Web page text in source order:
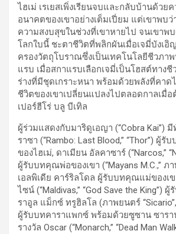
ไฮเม่ เรเยสเพิ่งเรียนจบและกลับบ้านด้วย
อนาคตของเขาอย่างเต็มเปี่ยม แต่เขาพบ
ความสงบสุขในช่วงที่เขาหายไป จนเขาพ
โลกใบนี้ ชะตาชีวิตที่พลิกผันเมื่อเจมี่บังเอิ
ครองวัตถุโบราณซึ่งเป็นเทคโนโลยีชีวภา
แรบ เมื่อสกาแรบเลือกเจมี่เป็นโฮสต์ทางชี
ร่างที่มีชุดเกราะหนา พร้อมด้วยพลังที่คาด
ชีวิตของเขาเปลี่ยนแปลงไปตลอดกาลเมื่อ
เปอร์ฮีโร่ บลู บีเทิล
ผู้ร่วมแสดงกับมาริดูเอญา (“Cobra Kai”)
ราซา (“Rambo: Last Blood,” “Thor”) ผู้
ของไฮเม่, ดาเมียน อัลคาซาร์ (“Narcos,”
ผู้รับบทคุณพ่อของเขา (“Mayans M.C.,” ภ
เอลพิเดีย คาร์ริลโดล ผู้รับบทคุณแม่ของเ
ไซน์ (“Maldivas,” “God Save the King”)
ราอูล แม็กซ์ ทรูฮิลโล (ภาพยนตร์ “Sicario”,
ผู้รับบทคาราแพกซ์ พร้อมด้วยซูซาน ซารา
รางวัล Oscar (“Monarch,” “Dead Man